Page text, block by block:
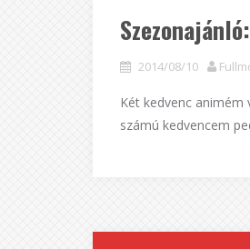
2014/08/10
Két kedvenc animém
számú kedvencem